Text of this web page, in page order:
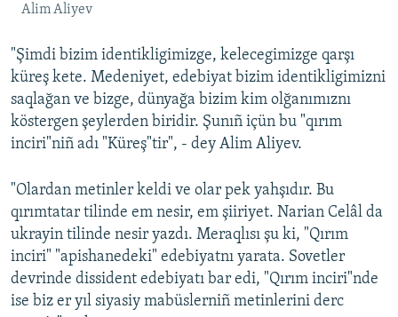
Alim Aliyev
"Şimdi bizim identikligimizge, kelecegimizge qarşı
küreş kete. Medeniyet, edebiyat bizim identikligimizni
saqlağan ve bizge, dünyağa bizim kim olğanımıznı
köstergen şeylerden biridir. Şunıñ içün bu "qırım
inciri"niñ adı "Küreş"tir", - dey Alim Aliyev.
"Olardan metinler keldi ve olar pek yahşıdır. Bu
qırımtatar tilinde em nesir, em şiiriyet. Narian Celâl da
ukrayin tilinde nesir yazdı. Meraqlısı şu ki, "Qırım
inciri" "apishanedeki" edebiyatnı yarata. Sovetler
devrinde dissident edebiyatı bar edi, "Qırım inciri"nde
ise biz er yıl siyasiy mabüslerniñ metinlerini derc